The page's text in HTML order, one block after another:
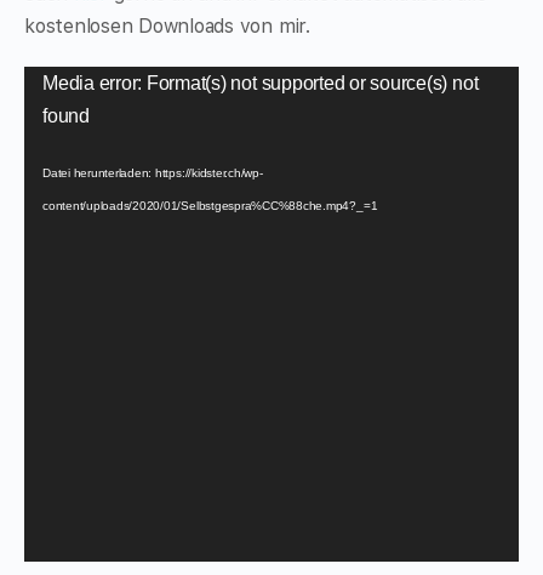
kostenlosen Downloads von mir.
Video-
Player
Media error: Format(s) not supported or source(s) not
found
Datei herunterladen: https://kidster.ch/wp-
content/uploads/2020/01/Selbstgespra%CC%88che.mp4?_=1